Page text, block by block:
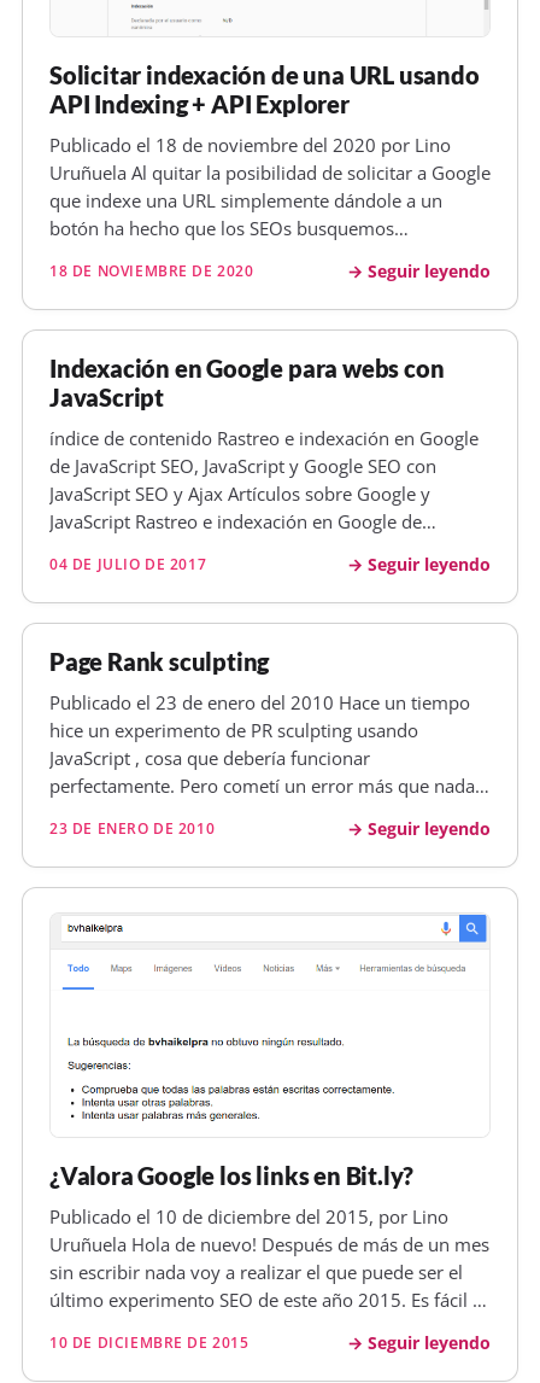
Solicitar indexación de una URL usando
API Indexing + API Explorer
Publicado el 18 de noviembre del 2020 por Lino
Uruñuela Al quitar la posibilidad de solicitar a Google
que indexe una URL simplemente dándole a un
botón ha hecho que los SEOs busquemos
que se publica un contenido hasta que aparece en
las serps. En la mayoría de casos…
18 DE NOVIEMBRE DE 2020 Seguir leyendo
Indexación en Google para webs con
JavaScript
índice de contenido Rastreo e indexación en Google
de JavaScript SEO, JavaScript y Google SEO con
JavaScript SEO y Ajax Artículos sobre Google y
JavaScript Rastreo e indexación en Google de
cómo Google es capaz de cargar e indexar ciertos
contenidos via javascript, en…
04 DE JULIO DE 2017 Seguir leyendo
Page Rank sculpting
Publicado el 23 de enero del 2010 Hace un tiempo
hice un experimento de PR sculpting usando
JavaScript , cosa que debería funcionar
perfectamente. Pero cometí un error más que nada
solucioné... Ahora lo he hecho, y es que si observais
como están creados los enlaces del…
23 DE ENERO DE 2010 Seguir leyendo
¿Valora Google los links en Bit.ly?
Publicado el 10 de diciembre del 2015, por Lino
Uruñuela Hola de nuevo! Después de más de un mes
sin escribir nada voy a realizar el que puede ser el
último experimento SEO de este año 2015. Es fácil y
desde Bit.ly, ya que es un servicio acortador de URLs
10 DE DICIEMBRE DE 2015 Seguir leyendo